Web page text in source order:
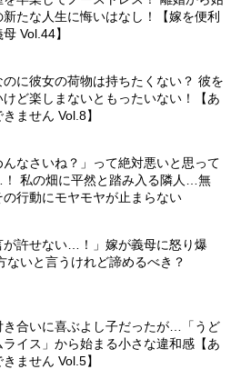
新たな人生に悔いはなし！【嫁を便利
Vol.44】
に彼女の荷物は持ちたくない？ 彼を
ど楽しまないともったいない！【あ
ません Vol.8】
んなさいね？」って絶対悪いと思って
私の畑に平然と踏み入る隣人…無
の行動にモヤモヤが止まらない
が許せない…！」嫁が義母に怒り爆
ないと言うけれど諦めるべき？
き合いに喜ぶよし子だったが…「うど
ライス」から始まる小さな違和感【あ
ません Vol.5】